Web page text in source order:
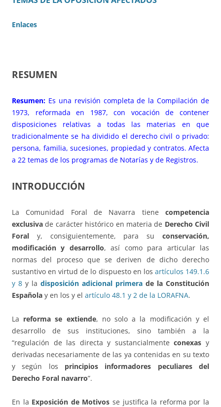
Enlaces
RESUMEN
Resumen: Es una revisión completa de la Compilación de
1973, reformada en 1987, con vocación de contener
disposiciones relativas a todas las materias en que
tradicionalmente se ha dividido el derecho civil o privado:
persona, familia, sucesiones, propiedad y contratos. Afecta
a 22 temas de los programas de Notarías y de Registros.
INTRODUCCIÓN
La Comunidad Foral de Navarra tiene competencia
exclusiva de carácter histórico en materia de Derecho Civil
Foral y, consiguientemente, para su conservación,
modificación y desarrollo, así como para articular las
normas del proceso que se deriven de dicho derecho
sustantivo en virtud de lo dispuesto en los artículos 149.1.6
y 8 y la disposición adicional primera de la Constitución
Española y en los y el artículo 48.1 y 2 de la LORAFNA.
La reforma se extiende, no solo a la modificación y el
desarrollo de sus instituciones, sino también a la
“regulación de las directa y sustancialmenteconexas y
derivadas necesariamente de las ya contenidas en su texto
y según los principios informadores peculiares del
Derecho Foral navarro”.
En la Exposición de Motivos se justifica la reforma por la